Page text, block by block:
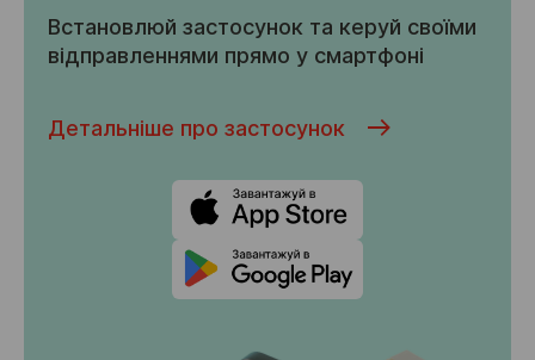
Встановлюй застосунок та керуй своїми
відправленнями прямо у смартфоні
Детальніше про застосунок